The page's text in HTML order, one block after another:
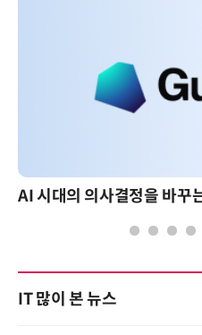
IT 많이 본 뉴스